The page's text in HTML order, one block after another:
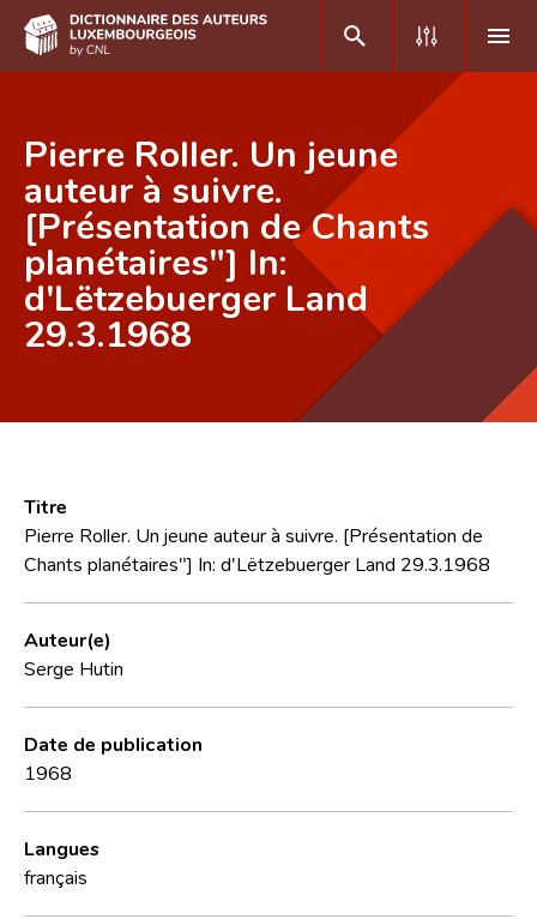
DE FR
Accueil
Auteur(e)s A-Z
Recherche avancée
CNL
Contact
Pierre Roller. Un jeune
auteur à suivre.
[Présentation de Chants
planétaires"] In:
d'Lëtzebuerger Land
29.3.1968
Titre
Pierre Roller. Un jeune auteur à suivre. [Présentation de
Chants planétaires"] In: d'Lëtzebuerger Land 29.3.1968
Auteur(e)
Serge Hutin
Date de publication
1968
Langues
français